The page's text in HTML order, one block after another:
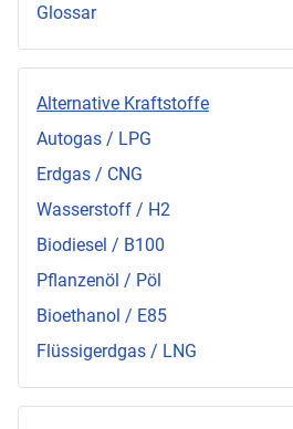
Glossar
Alternative Kraftstoffe
Autogas / LPG
Erdgas / CNG
Wasserstoff / H2
Biodiesel / B100
Pflanzenöl / Pöl
Bioethanol / E85
Flüssigerdgas / LNG